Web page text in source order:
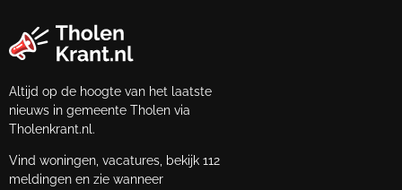
Altijd op de hoogte van het laatste
nieuws in gemeente Tholen via
Tholenkrant.nl.
Vind woningen, vacatures, bekijk 112
meldingen en zie wanneer